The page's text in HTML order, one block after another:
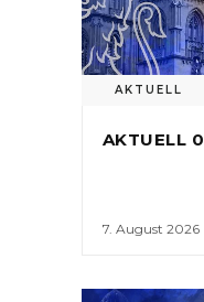
AKTUELL
AKTUELL
7. August 2026